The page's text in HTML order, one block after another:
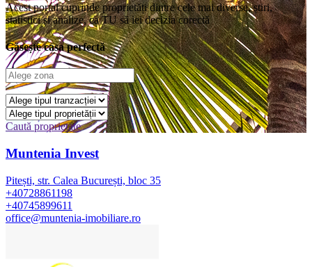
Acest portal cuprinde proprietăți dintre cele mai diverse, știri,
statistici și analize, ca TU să iei decizia corectă
Găsește casa perfectă
Caută proprietate
Muntenia Invest
Pitești, str. Calea București, bloc 35
+40728861198
+40745899611
office@muntenia-imobiliare.ro